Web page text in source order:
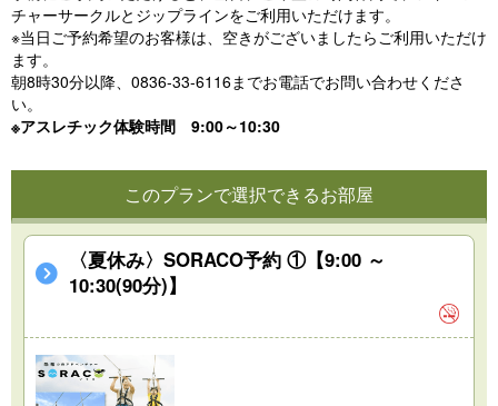
チャーサークルとジップラインをご利用いただけます。
※当日ご予約希望のお客様は、空きがございましたらご利用いただけ
ます。
朝8時30分以降、0836-33-6116までお電話でお問い合わせくださ
い。
※アスレチック体験時間 9:00～10:30
このプランで選択できるお部屋
〈夏休み〉SORACO予約 ①【9:00 ～
10:30(90分)】